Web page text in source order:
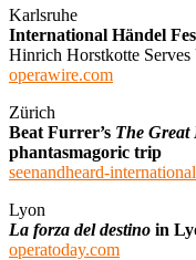
Karlsruhe
International Händel
Hinrich Horstkotte
operawire.com
Zürich
Beat Furrer’s The Great
phantasmagoric trip
seenandheard-
Lyon
La forza del destino in
operatoday.com